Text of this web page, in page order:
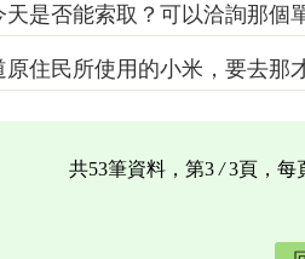
是否能索取？可以洽詢那個
住民所使用的小米，要去那
共53筆資料，第3/3頁，每